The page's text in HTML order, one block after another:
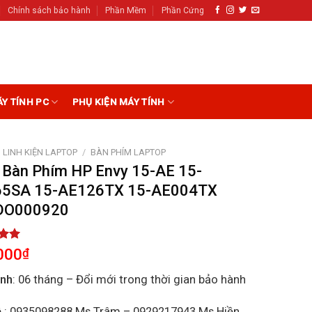
Chính sách bảo hành Phần Mềm Phần Cứng
TÍNH PC PHỤ KIỆN MÁY TÍNH
LINH KIỆN LAPTOP / BÀN PHÍM LAPTOP
Phím HP Envy 15-AE 15-
15-AE126TX 15-AE004TX
₫
: 06 tháng – Đổi mới trong thời gian bảo hành